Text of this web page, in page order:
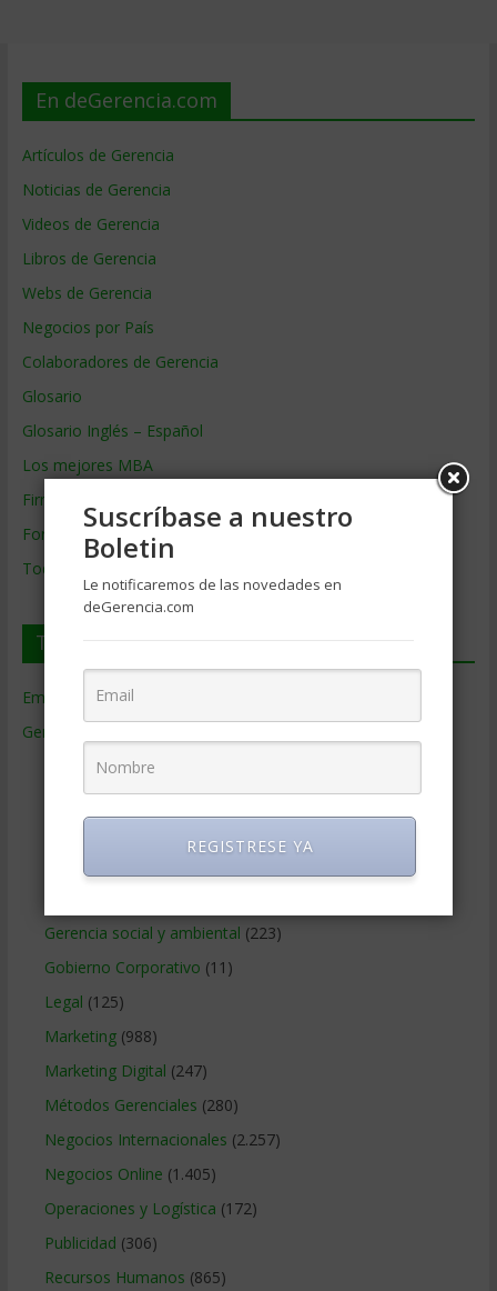
En deGerencia.com
Artículos de Gerencia
Noticias de Gerencia
Videos de Gerencia
Libros de Gerencia
Webs de Gerencia
Negocios por País
Colaboradores de Gerencia
Glosario
Glosario Inglés – Español
Los mejores MBA
Firmas de Gerencia
Formación de Gerencia
Todos los Temas
Temas de Gerencia
Empresas de Gerencia
Gerencia
Ciencias Económicas
Contabilidad(466)
Gerencia social y ambiental (223)
Gobierno Corporativo (11)
Legal (125)
Marketing(988)
Marketing Digital (247)
Métodos Gerenciales (280)
Negocios Internacionales (2.257)
Negocios Online (1.405)
Operaciones y Logística (172)
Publicidad (306)
Recursos Humanos (865)
Suscríbase a nuestro
Boletin
Le notificaremos de las novedades en
deGerencia.com
REGISTRESE YA